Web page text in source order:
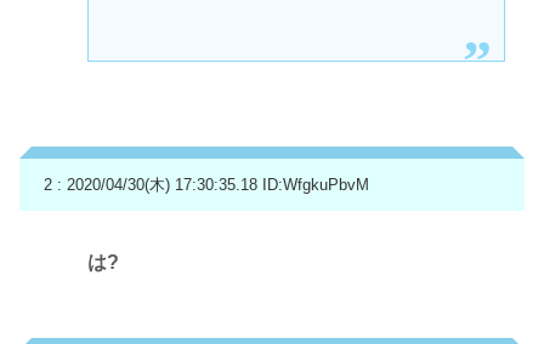
2 : 2020/04/30(木) 17:30:35.18 ID:WfgkuPbvM
は?